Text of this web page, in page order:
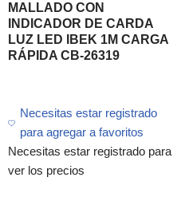
MALLADO CON
INDICADOR DE CARDA
LUZ LED IBEK 1M CARGA
RÁPIDA CB-26319
Necesitas estar registrado
para agregar a favoritos
Necesitas estar registrado para
ver los precios